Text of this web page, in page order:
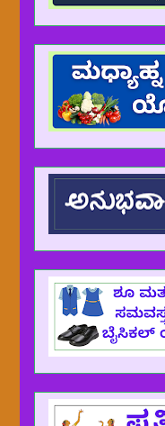
ತಿಳಿಸಿರುತ್ತಾರೆ.